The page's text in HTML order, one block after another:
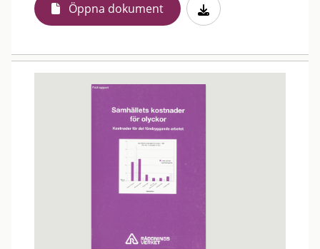
Öppna dokument